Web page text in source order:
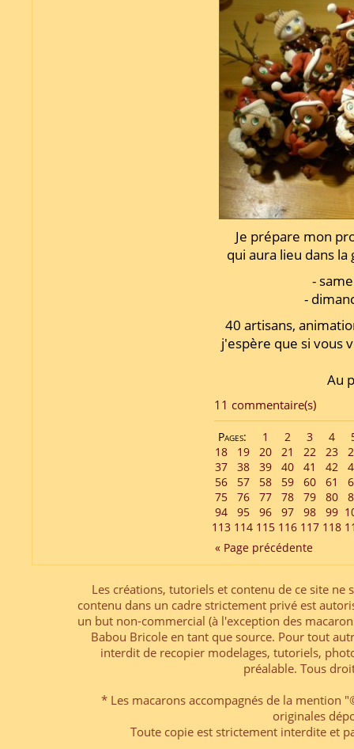
Je prépare mon
qui aura lieu dans
-
-
40 artisans,
j'espère que si vous
Au
11 commentaire(s)
Pages: 1 2 3 4
18
19 20 21 22 23
37
38 39 40 41 42
56
57 58 59 60 61
75
76 77 78 79 80
94
95 96 97 98 99
113 114 115 116 117 118
« Page précédente
Les créations, tutoriels et contenu de ce site
contenu dans un cadre strictement privé est
un but non-commercial (à l'exception des
Babou Bricole en tant que source. Pour tout
interdit de recopier modelages, tutoriels,
préalable. Tous
* Les macarons accompagnés de la mention
originales
Toute copie est strictement interdite et